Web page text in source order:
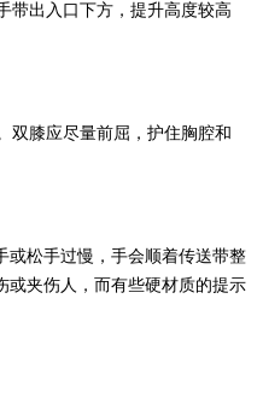
带出入口下方，提升高度较高
双膝应尽量前屈，护住胸腔和
或松手过慢，手会顺着传送带整
或夹伤人，而有些硬材质的提示